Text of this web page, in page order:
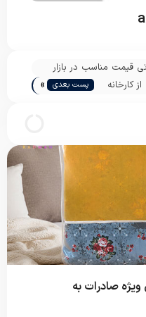
مناسب در بازار
کارخانه
پست بعدی »
صادرات به